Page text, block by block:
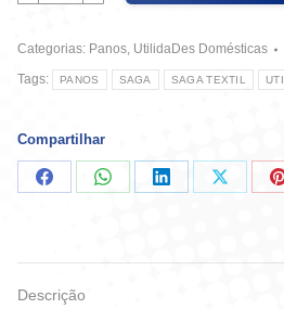
Alvejado
-
Saga
Categorias: Panos, UtilidaDes Domésticas
Tags:
PANOS SAGA SAGA TEXTIL
Compartilhar
CompartilharCompartilharCompartilhar
Descrição